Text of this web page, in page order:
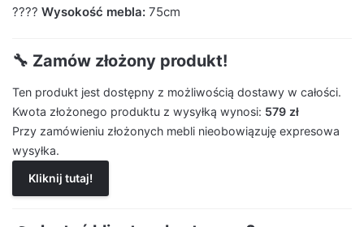
???? Wysokość mebla: 75cm
🔧 Zamów złożony produkt!
Ten produkt jest dostępny z możliwością dostawy w całości.
Kwota złożonego produktu z wysyłką wynosi: 579 zł
Przy zamówieniu złożonych mebli nieobowiązuję expresowa
wysyłka.
Kliknij tutaj!